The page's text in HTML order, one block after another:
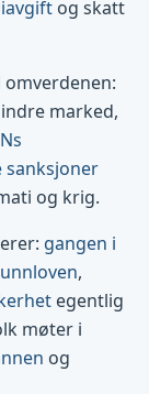
og skatt
marked,
sanksjoner
og krig.
gangen i
,
egentlig
møter i
og